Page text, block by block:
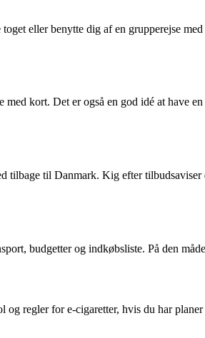
eller benytte dig af en grupperejse
kort. Det er også en god idé at have
til Danmark. Kig efter
budgetter og indkøbsliste. På den
regler for e-cigaretter, hvis du har